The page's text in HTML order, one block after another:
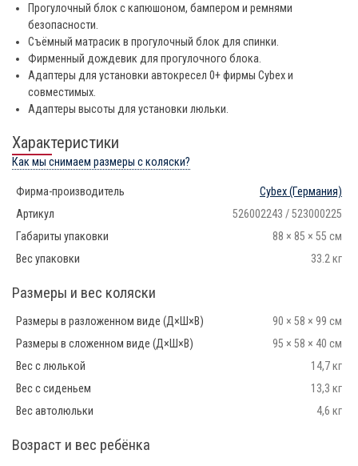
Прогулочный блок с капюшоном, бампером и ремнями
безопасности.
Съёмный матрасик в прогулочный блок для спинки.
Фирменный дождевик для прогулочного блока.
Адаптеры для установки автокресел 0+ фирмы Cybex и
совместимых.
Адаптеры высоты для установки люльки.
Характеристики
Как мы снимаем размеры с коляски?
Фирма-производитель Cybex(Германия)
Артикул
526002243 / 523000225
Габариты упаковки
88 × 85 × 55 см
Вес упаковки
33.2 кг
Размеры и вес коляски
Размеры в разложенном виде (Д×Ш×В)
90 × 58 × 99 см
Размеры в сложенном виде (Д×Ш×В)
95 × 58 × 40 см
Вес с люлькой
14,7 кг
Вес с сиденьем
13,3 кг
Вес автолюльки
4,6 кг
Возраст и вес ребёнка